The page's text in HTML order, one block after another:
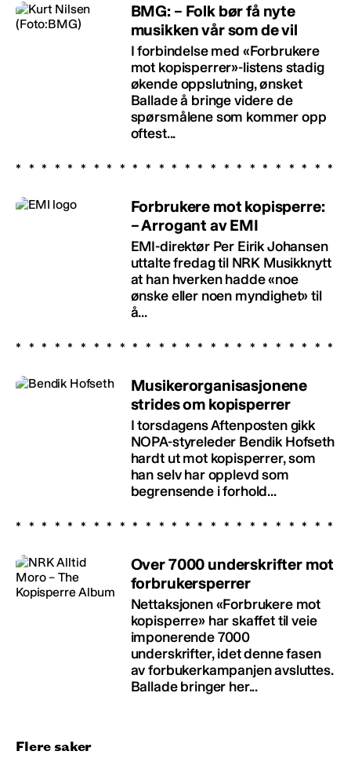
BMG: – Folk bør få nyte
musikken vår som de vil
I forbindelse med «Forbrukere
mot kopisperrer»-listens stadig
økende oppslutning, ønsket
Ballade å bringe videre de
spørsmålene som kommer opp
oftest...
Forbrukere mot kopisperre:
– Arrogant av EMI
EMI-direktør Per Eirik Johansen
uttalte fredag til NRK Musikknytt
at han hverken hadde «noe
ønske eller noen myndighet» til
å...
Musikerorganisasjonene
strides om kopisperrer
I torsdagens Aftenposten gikk
NOPA-styreleder Bendik Hofseth
hardt ut mot kopisperrer, som
han selv har opplevd som
begrensende i forhold...
Over 7000 underskrifter mot
forbrukersperrer
Nettaksjonen «Forbrukere mot
kopisperre» har skaffet til veie
imponerende 7000
underskrifter, idet denne fasen
av forbukerkampanjen avsluttes.
Ballade bringer her...
Flere saker